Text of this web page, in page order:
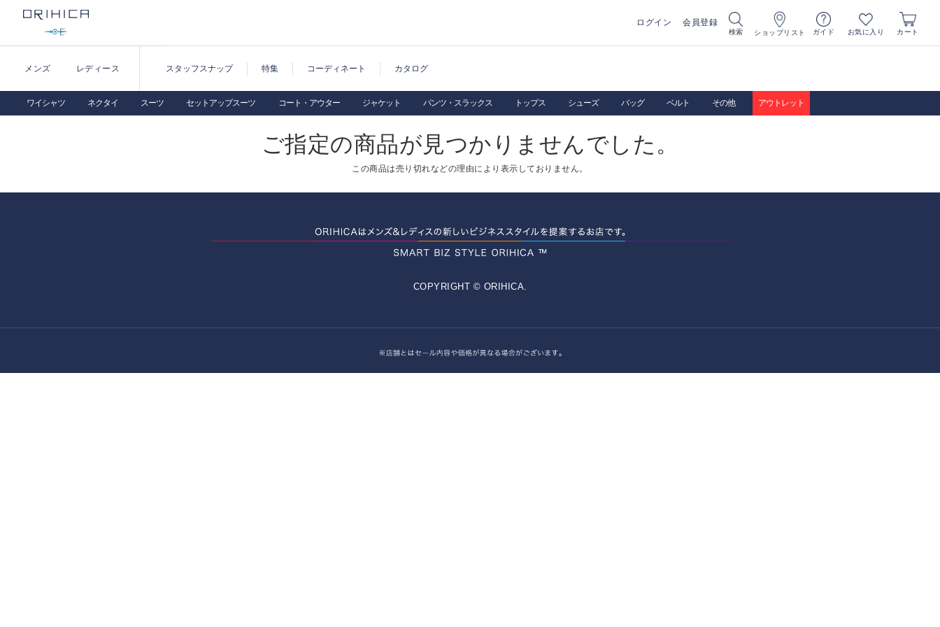
ログイン 会員登録
検索 ショップリスト ガイド お気に入り カート
メンズ レディース スタッフスナップ 特集 コーディネート カタログ
ワイシャツ ネクタイ スーツ セットアップスーツ コート・アウター ジャケット パンツ・スラックス トップス シューズ バッグ ベルト その他 アウトレット
ご指定の商品が見つかりませんでした。
この商品は売り切れなどの理由により表示しておりません。
COPYRIGHT © ORIHICA.